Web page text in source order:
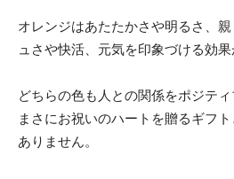
オレンジはあたたかさや明るさ、
ュさや快活、元気を印象づける効果
どちらの色も人との関係をポジティ
まさにお祝いのハートを贈るギフ
ありません。